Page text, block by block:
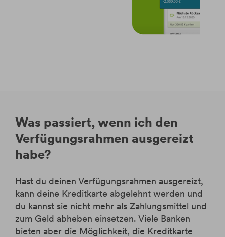
Was passiert, wenn ich den
Verfügungsrahmen ausgereizt
habe?
Hast du deinen Verfügungsrahmen ausgereizt,
kann deine Kreditkarte abgelehnt werden und
du kannst sie nicht mehr als Zahlungsmittel und
zum Geld abheben einsetzen. Viele Banken
bieten aber die Möglichkeit, die Kreditkarte